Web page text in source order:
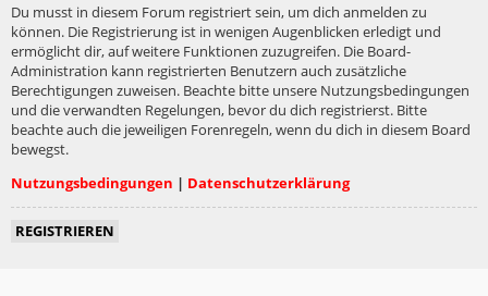
Du musst in diesem Forum registriert sein, um dich anmelden zu
können. Die Registrierung ist in wenigen Augenblicken erledigt und
ermöglicht dir, auf weitere Funktionen zuzugreifen. Die Board-
Administration kann registrierten Benutzern auch zusätzliche
Berechtigungen zuweisen. Beachte bitte unsere Nutzungsbedingungen
und die verwandten Regelungen, bevor du dich registrierst. Bitte
beachte auch die jeweiligen Forenregeln, wenn du dich in diesem Board
bewegst.
Nutzungsbedingungen | Datenschutzerklärung
REGISTRIEREN